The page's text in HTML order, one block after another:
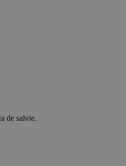
de salvie.